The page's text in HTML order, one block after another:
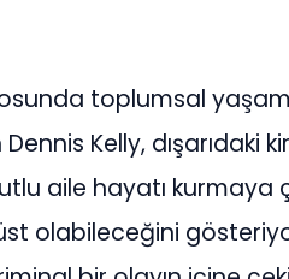
toplumsal
Kelly, dışarıdaki
aile hayatı kurmaya
olabileceğini